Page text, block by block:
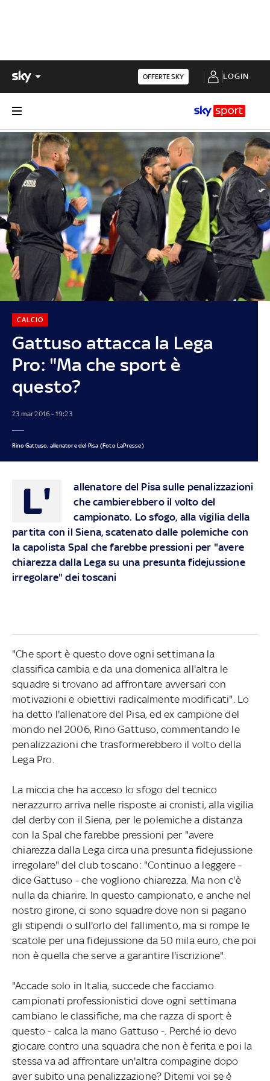
OFFERTE SKY LOGIN
Gattuso attacca la Lega
Pro: "Ma che sport è
questo?
CALCIO
23 mar 2016 - 19:23
Rino Gattuso, allenatore del Pisa (Foto LaPresse)
L'
allenatore del Pisa sulle penalizzazioni
che cambierebbero il volto del
campionato. Lo sfogo, alla vigilia della
partita con il Siena, scatenato dalle polemiche con
la capolista Spal che farebbe pressioni per "avere
chiarezza dalla Lega su una presunta fidejussione
irregolare" dei toscani
"Che sport è questo dove ogni settimana la
classifica cambia e da una domenica all'altra le
squadre si trovano ad affrontare avversari con
motivazioni e obiettivi radicalmente modificati". Lo
ha detto l'allenatore del Pisa, ed ex campione del
mondo nel 2006, Rino Gattuso, commentando le
penalizzazioni che trasformerebbero il volto della
Lega Pro.
La miccia che ha acceso lo sfogo del tecnico
nerazzurro arriva nelle risposte ai cronisti, alla vigilia
del derby con il Siena, per le polemiche a distanza
con la Spal che farebbe pressioni per "avere
chiarezza dalla Lega circa una presunta fidejussione
irregolare" del club toscano: "Continuo a leggere -
dice Gattuso - che vogliono chiarezza. Ma non c'è
nulla da chiarire. In questo campionato, e anche nel
nostro girone, ci sono squadre dove non si pagano
gli stipendi o sull'orlo del fallimento, ma si rompe le
scatole per una fidejussione da 50 mila euro, che poi
non è quella che serve a garantire l'iscrizione".
"Accade solo in Italia, succede che facciamo
campionati professionistici dove ogni settimana
cambiano le classifiche, ma che razza di sport è
questo - calca la mano Gattuso -. Perché io devo
giocare contro una squadra che non è ferita e poi la
stessa va ad affrontare un'altra compagine dopo
aver subito una penalizzazione? Ditemi voi se è